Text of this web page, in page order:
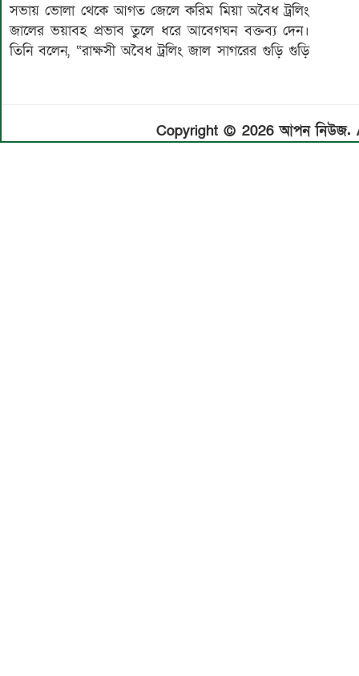
সভায় ভোলা থেকে আগত জেলে করিম মিয়া অবৈধ ট্রলিং
জালের ভয়াবহ প্রভাব তুলে ধরে আবেগঘন বক্তব্য দেন।
তিনি বলেন, “রাক্ষসী অবৈধ ট্রলিং জাল সাগরের গুড়ি গুড়ি
Copyright © 2026 আপন নিউজ.